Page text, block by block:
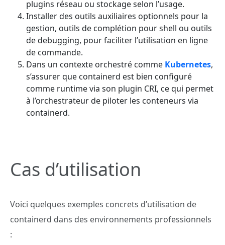
plugins réseau ou stockage selon l’usage.
Installer des outils auxiliaires optionnels pour la
gestion, outils de complétion pour shell ou outils
de debugging, pour faciliter l’utilisation en ligne
de commande.
Dans un contexte orchestré comme Kubernetes,
s’assurer que containerd est bien configuré
comme runtime via son plugin CRI, ce qui permet
à l’orchestrateur de piloter les conteneurs via
containerd.
Cas d’utilisation
Voici quelques exemples concrets d’utilisation de
containerd dans des environnements professionnels
: